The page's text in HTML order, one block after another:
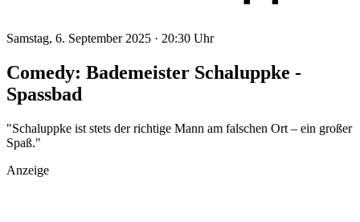
Samstag, 6. September 2025 · 20:30 Uhr
Comedy: Bademeister Schaluppke -
Spassbad
"Schaluppke ist stets der richtige Mann am falschen Ort – ein großer
Spaß."
Anzeige